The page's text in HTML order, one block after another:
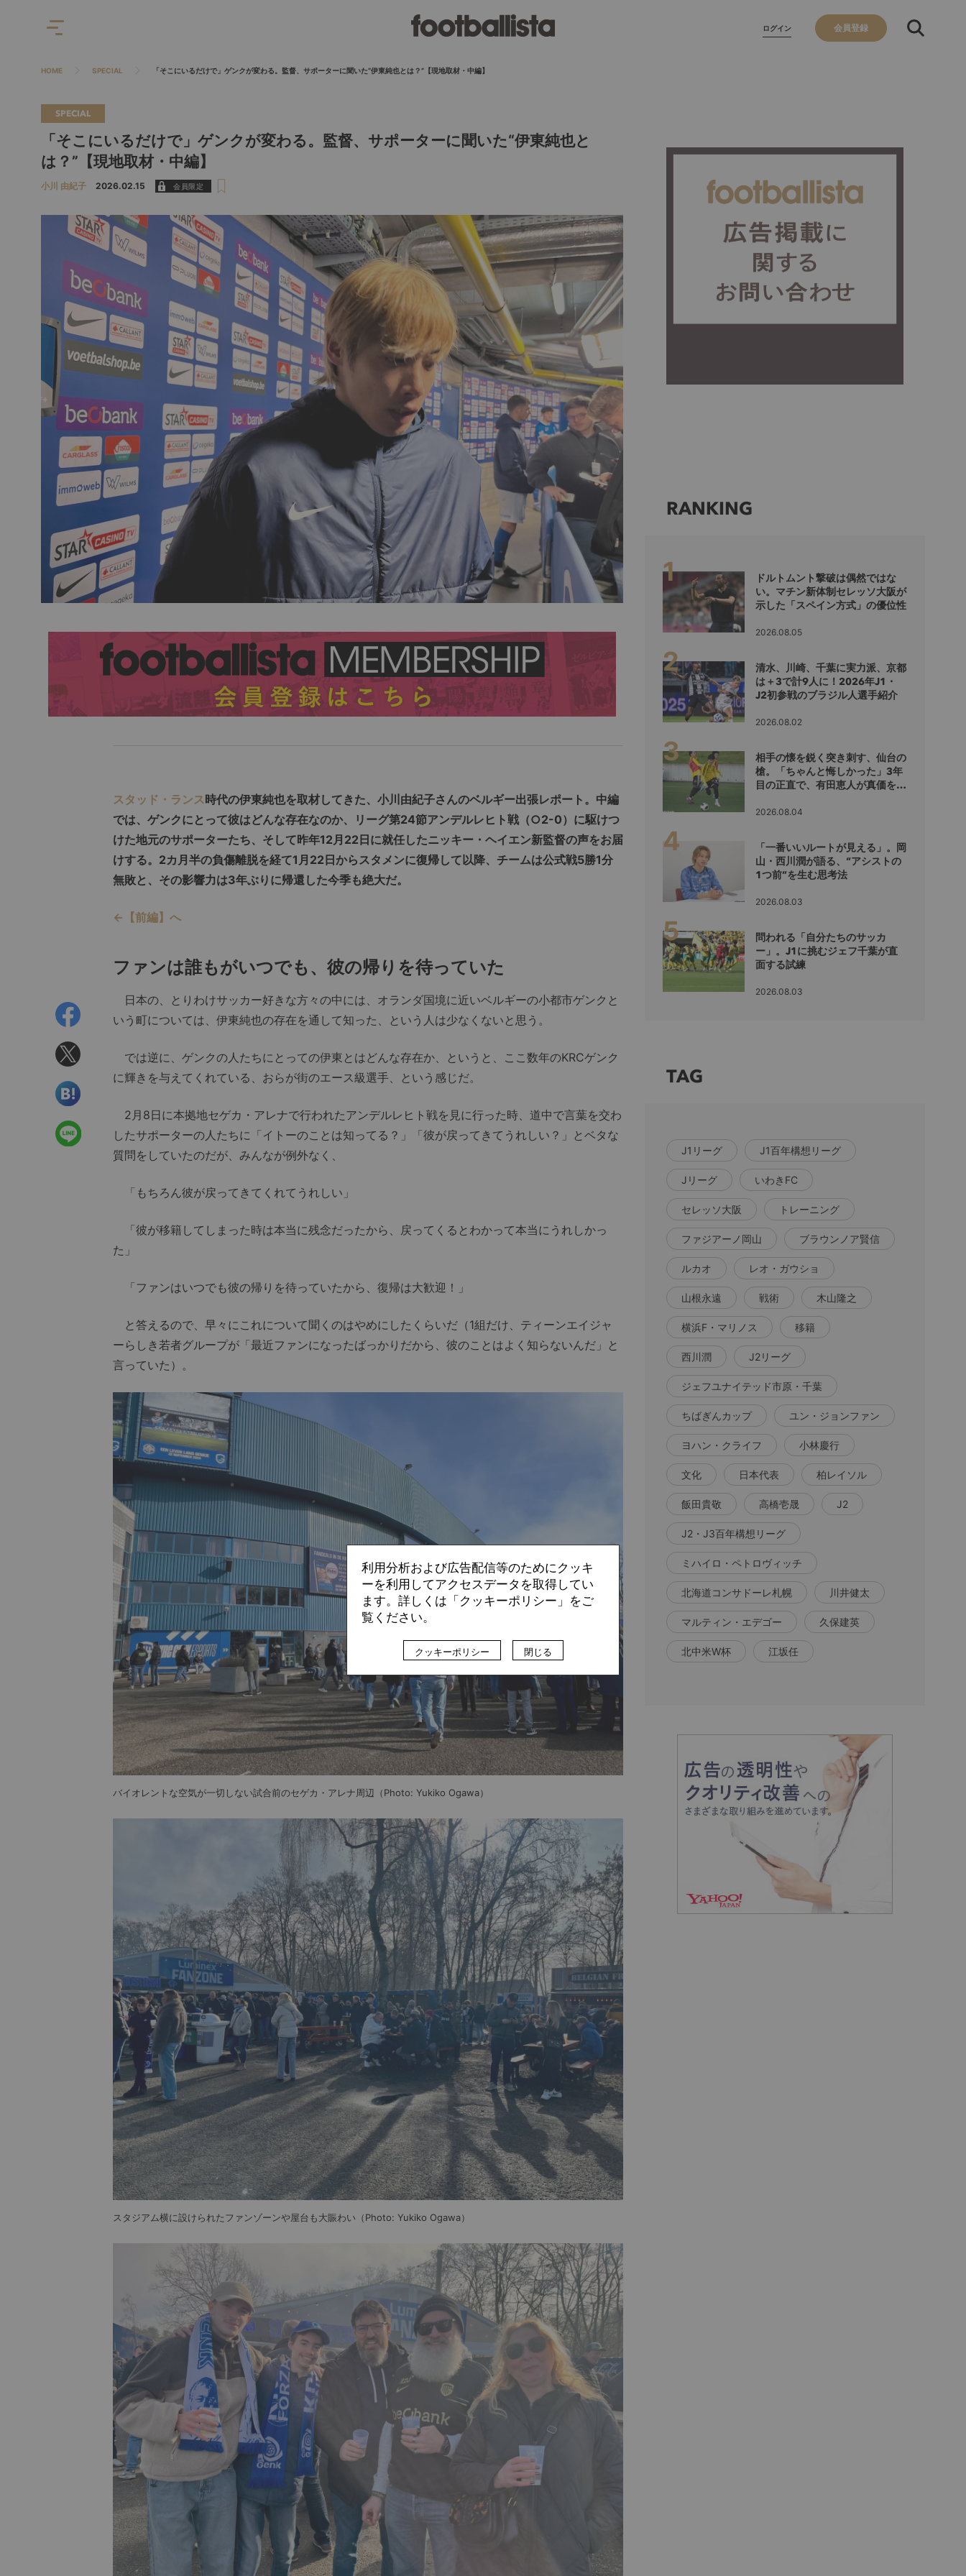
ログイン 会員登録
HOME SPECIAL 「そこにいるだけで」ゲンクが変わる。監督、サポーターに聞いた“伊東純也とは？”【現地取材・中編】
SPECIAL
「そこにいるだけで」ゲンクが変わる。監督、サポーターに聞いた“伊東純也と
は？”【現地取材・中編】
小川 由紀子 2026.02.15
スタッド・ランス時代の伊東純也を取材してきた、小川由紀子さんのベルギー出張レポート。中編
では、ゲンクにとって彼はどんな存在なのか、リーグ第24節アンデルレヒト戦（○2-0）に駆けつ
けた地元のサポーターたち、そして昨年12月22日に就任したニッキー・ヘイエン新監督の声をお届
けする。2カ月半の負傷離脱を経て1月22日からスタメンに復帰して以降、チームは公式戦5勝1分
無敗と、その影響力は3年ぶりに帰還した今季も絶大だ。
←【前編】へ
ファンは誰もがいつでも、彼の帰りを待っていた
日本の、とりわけサッカー好きな方々の中には、オランダ国境に近いベルギーの小都市ゲンクと
いう町については、伊東純也の存在を通して知った、という人は少なくないと思う。
では逆に、ゲンクの人たちにとっての伊東とはどんな存在か、というと、ここ数年のKRCゲンク
に輝きを与えてくれている、おらが街のエース級選手、という感じだ。
2月8日に本拠地セゲカ・アレナで行われたアンデルレヒト戦を見に行った時、道中で言葉を交わ
したサポーターの人たちに「イトーのことは知ってる？」「彼が戻ってきてうれしい？」とベタな
質問をしていたのだが、みんなが例外なく、
「もちろん彼が戻ってきてくれてうれしい」
「彼が移籍してしまった時は本当に残念だったから、戻ってくるとわかって本当にうれしかっ
た」
「ファンはいつでも彼の帰りを待っていたから、復帰は大歓迎！」
と答えるので、早々にこれについて聞くのはやめにしたくらいだ（1組だけ、ティーンエイジャ
ーらしき若者グループが「最近ファンになったばっかりだから、彼のことはよく知らないんだ」と
言っていた）。
バイオレントな空気が一切しない試合前のセゲカ・アレナ周辺（Photo: Yukiko Ogawa）
スタジアム横に設けられたファンゾーンや屋台も大賑わい（Photo: Yukiko Ogawa）
RANKING
ドルトムント撃破は偶然ではな
い。マチン新体制セレッソ大阪が
示した「スペイン方式」の優位性
2026.08.05
清水、川崎、千葉に実力派、京都
は＋3で計9人に！2026年J1・
J2初参戦のブラジル人選手紹介
2026.08.02
相手の懐を鋭く突き刺す、仙台の
槍。「ちゃんと悔しかった」3年
目の正直で、有田恵人が真価を示
2026.08.04
「一番いいルートが見える」。岡
山・西川潤が語る、“アシストの
1つ前”を生む思考法
2026.08.03
問われる「自分たちのサッカ
ー」。J1に挑むジェフ千葉が直
面する試練
2026.08.03
TAG
J1リーグ J1百年構想リーグ
Jリーグ いわきFC
セレッソ大阪 トレーニング
ファジアーノ岡山 ブラウンノア賢信
ルカオ レオ・ガウショ
山根永遠 戦術 木山隆之
横浜F・マリノス 移籍
西川潤 J2リーグ
ジェフユナイテッド市原・千葉
ちばぎんカップ ユン・ジョンファン
ヨハン・クライフ 小林慶行
文化 日本代表 柏レイソル
飯田貴敬 高橋壱晟 J2
J2・J3百年構想リーグ
ミハイロ・ペトロヴィッチ
北海道コンサドーレ札幌 川井健太
マルティン・エデゴー 久保建英
北中米W杯 江坂任
利用分析および広告配信等のためにクッキ
ーを利用してアクセスデータを取得してい
ます。詳しくは「クッキーポリシー」をご
覧ください。
クッキーポリシー 閉じる